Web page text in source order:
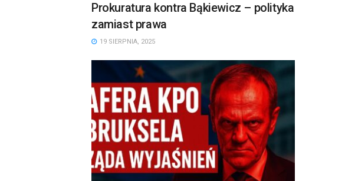
Prokuratura kontra Bąkiewicz – polityka
zamiast prawa
19 SIERPNIA, 2025